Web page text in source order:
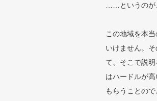
……というのが
この地域を本
いけません。
て、そこで説
はハードルが
もらうことので